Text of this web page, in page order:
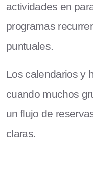
actividades en
programas
puntuales.
Los calendarios y
cuando muchos
un flujo de
claras.